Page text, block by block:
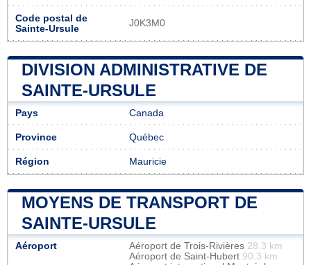
Code postal de
Sainte-Ursule
J0K3M0
DIVISION ADMINISTRATIVE DE
SAINTE-URSULE
Pays Canada
Province Québec
Région Mauricie
MOYENS DE TRANSPORT DE
SAINTE-URSULE
Aéroport Aéroport de Trois-Rivières 28.3 km
Aéroport de Saint-Hubert 90.3 km